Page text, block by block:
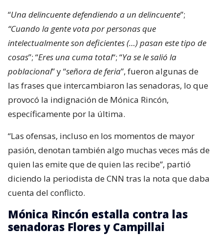
“Una delincuente defendiendo a un delincuente”;
“Cuando la gente vota por personas que
intelectualmente son deficientes (…) pasan este tipo de
cosas”; “Eres una cuma total“; “Ya se le salió la
poblacional” y “señora de feria”, fueron algunas de
las frases que intercambiaron las senadoras, lo que
provocó la indignación de Mónica Rincón,
específicamente por la última.
“Las ofensas, incluso en los momentos de mayor
pasión, denotan también algo muchas veces más de
quien las emite que de quien las recibe”, partió
diciendo la periodista de CNN tras la nota que daba
cuenta del conflicto.
Mónica Rincón estalla contra las
senadoras Flores y Campillai